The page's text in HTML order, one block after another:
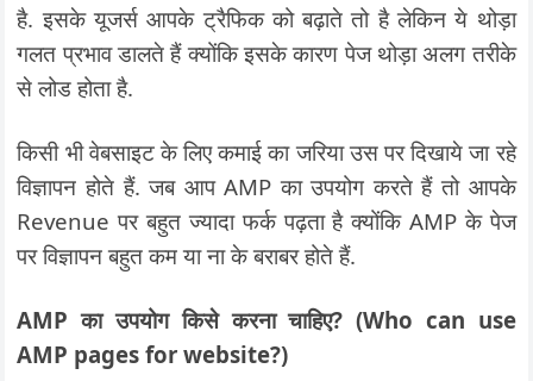
है. इसके यूजर्स आपके ट्रैफिक को बढ़ाते तो है लेकिन ये थोड़ा
गलत प्रभाव डालते हैं क्योंकि इसके कारण पेज थोड़ा अलग तरीके
से लोड होता है.
किसी भी वेबसाइट के लिए कमाई का जरिया उस पर दिखाये जा रहे
विज्ञापन होते हैं. जब आप AMP का उपयोग करते हैं तो आपके
Revenue पर बहुत ज्यादा फर्क पढ़ता है क्योंकि AMP के पेज
पर विज्ञापन बहुत कम या ना के बराबर होते हैं.
AMP का उपयोग किसे करना चाहिए? (Who can use
AMP pages for website?)